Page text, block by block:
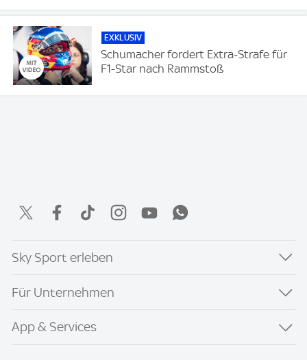
EXKLUSIV
Schumacher fordert Extra-Strafe für
F1-Star nach Rammstoß
Sky Sport erleben
Für Unternehmen
App & Services